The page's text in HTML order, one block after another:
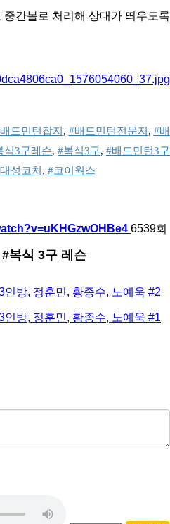
간볼로 처리해 상대가 띄우도록
드민턴잡지, #배드민턴전문지, #배
식3구레슨, #복식3구, #배드민턴3구
성코치, #코이웍스
6539회
복식 3구 레슨
방, 정훈민, 황종수, 노예욱 #2
방, 정훈민, 황종수, 노예욱 #1